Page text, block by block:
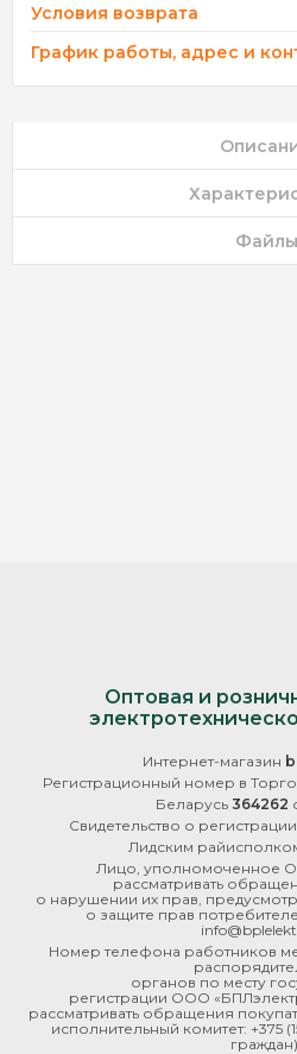
Условия возврата
График работы, адрес и
Файлы
Оптовая и
Интернет-магазин
Регистрационный номер в
Беларусь 364262
Свидетельство о регистрации
Лидским
Лицо, уполномоченное
рассматривать
о нарушении их прав,
о защите прав
Номер телефона работников
органов по месту
регистрации ООО
рассматривать обращения
исполнительный комитет: +375
граждан).